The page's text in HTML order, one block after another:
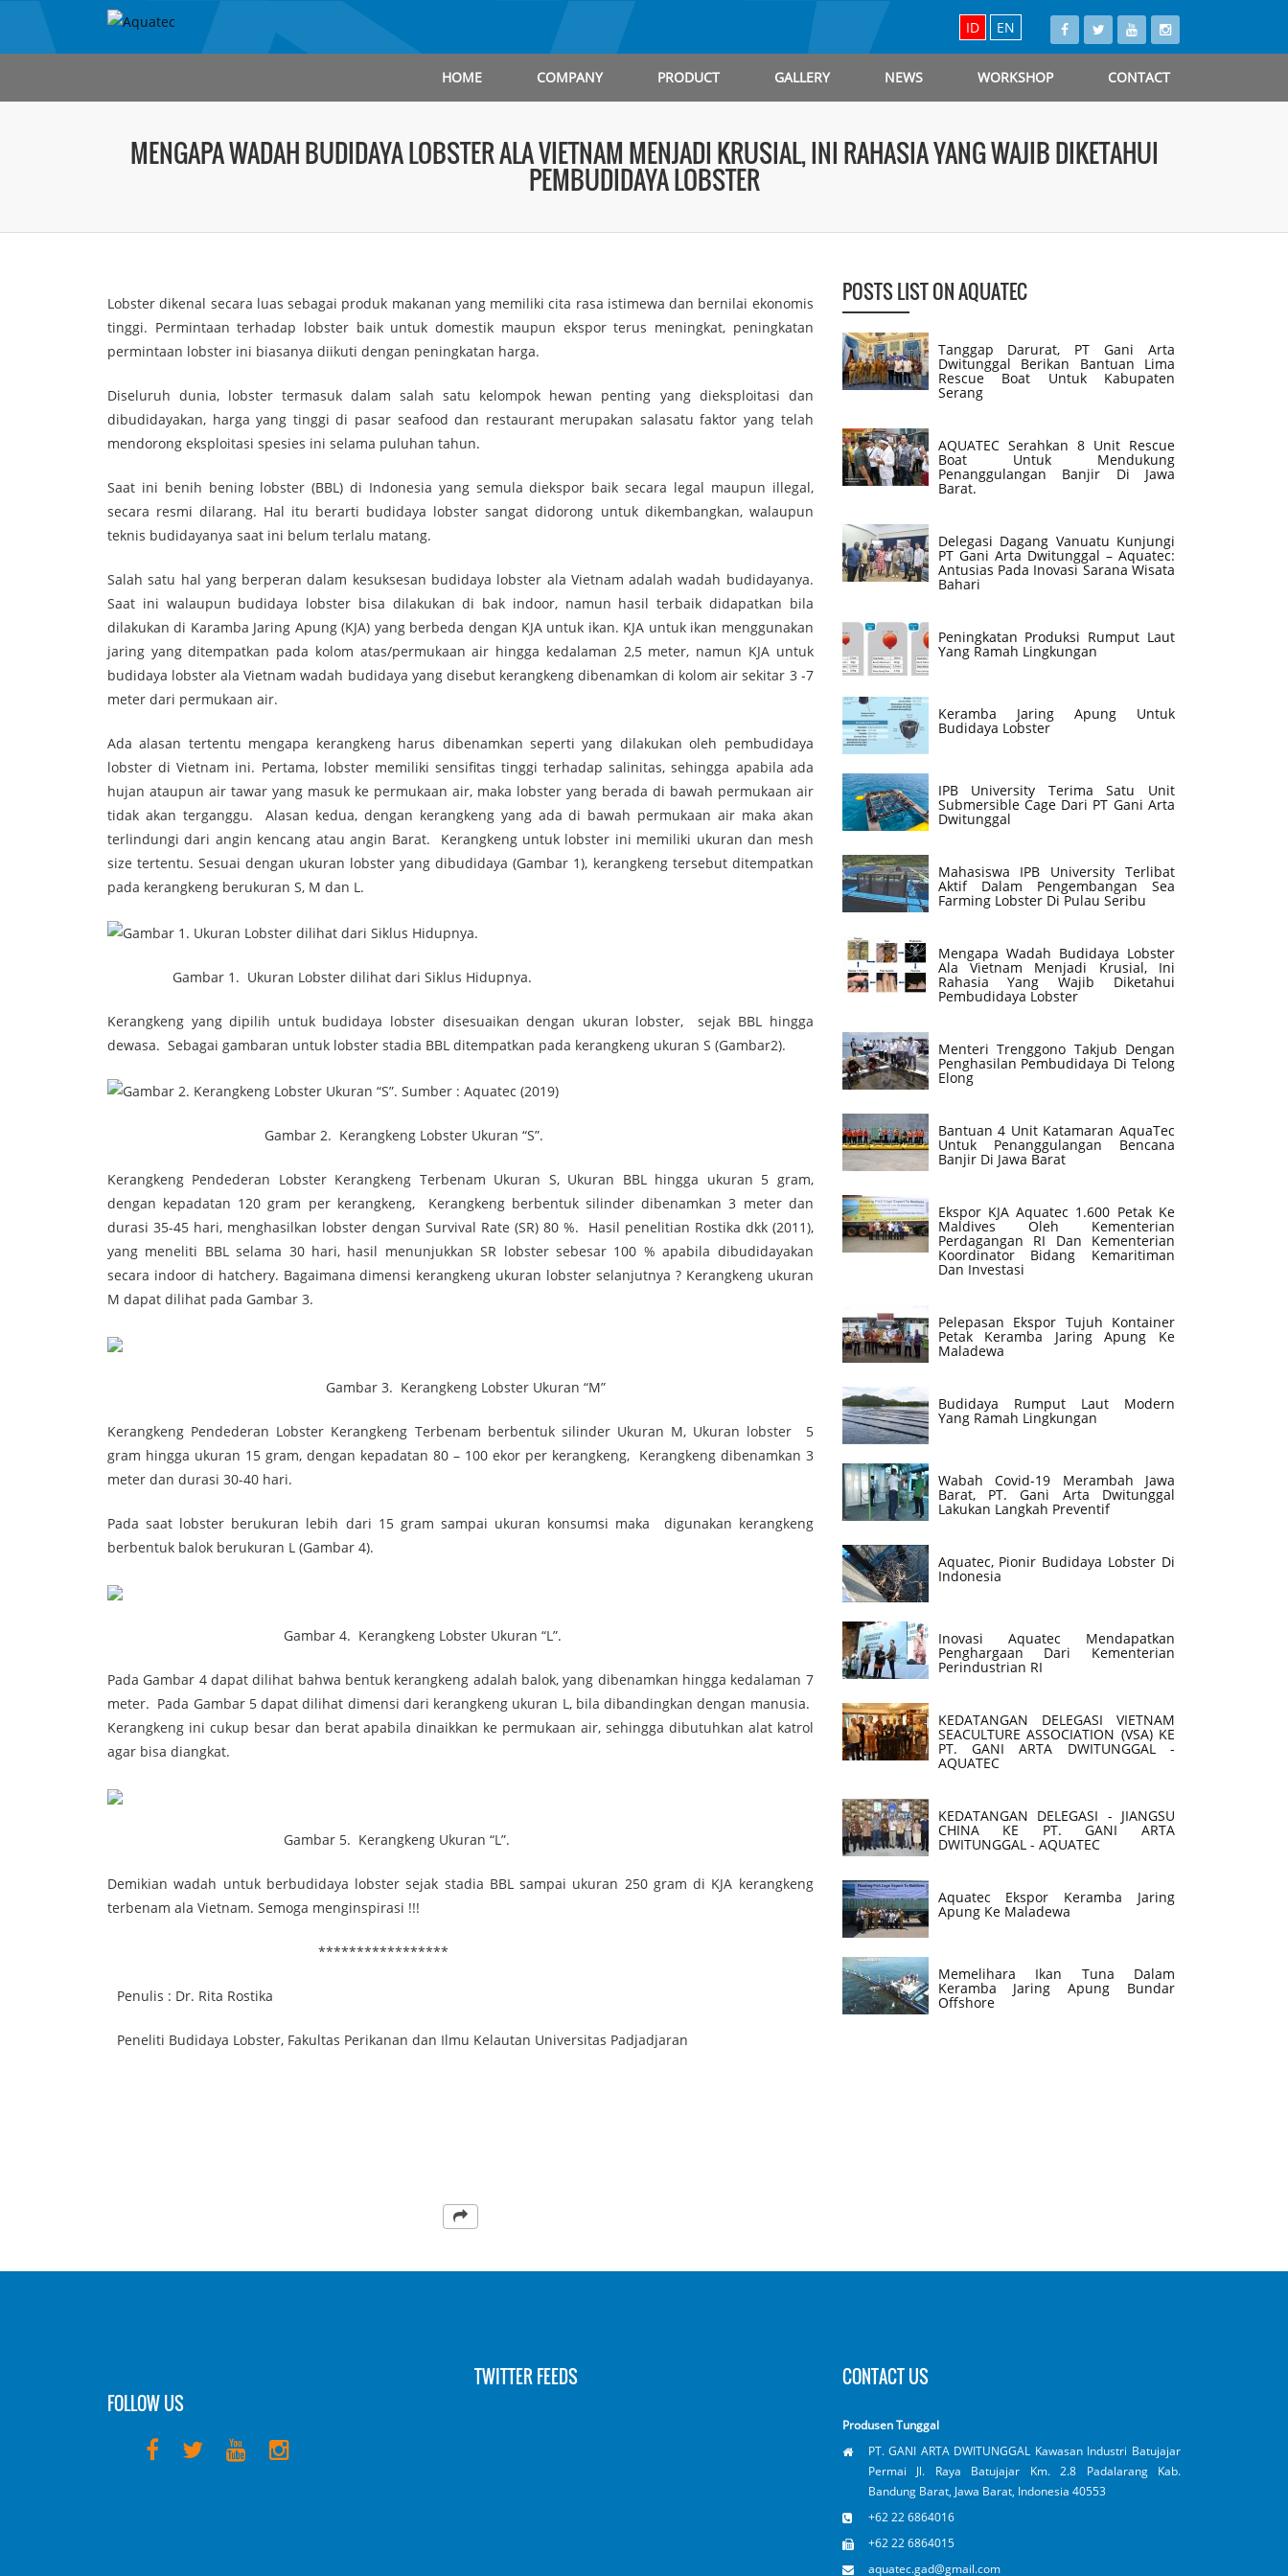
ID EN
HOME COMPANY PRODUCT GALLERY NEWS WORKSHOP CONTACT
MENGAPA WADAH BUDIDAYA LOBSTER ALA VIETNAM MENJADI KRUSIAL, INI RAHASIA YANG WAJIB DIKETAHUI
PEMBUDIDAYA LOBSTER
Lobster dikenal secara luas sebagai produk makanan yang memiliki cita rasa istimewa dan bernilai ekonomis
tinggi. Permintaan terhadap lobster baik untuk domestik maupun ekspor terus meningkat, peningkatan
permintaan lobster ini biasanya diikuti dengan peningkatan harga.
Diseluruh dunia, lobster termasuk dalam salah satu kelompok hewan penting yang dieksploitasi dan
dibudidayakan, harga yang tinggi di pasar seafood dan restaurant merupakan salasatu faktor yang telah
mendorong eksploitasi spesies ini selama puluhan tahun.
Saat ini benih bening lobster (BBL) di Indonesia yang semula diekspor baik secara legal maupun illegal,
secara resmi dilarang. Hal itu berarti budidaya lobster sangat didorong untuk dikembangkan, walaupun
teknis budidayanya saat ini belum terlalu matang.
Salah satu hal yang berperan dalam kesuksesan budidaya lobster ala Vietnam adalah wadah budidayanya.
Saat ini walaupun budidaya lobster bisa dilakukan di bak indoor, namun hasil terbaik didapatkan bila
dilakukan di Karamba Jaring Apung (KJA) yang berbeda dengan KJA untuk ikan. KJA untuk ikan menggunakan
jaring yang ditempatkan pada kolom atas/permukaan air hingga kedalaman 2,5 meter, namun KJA untuk
budidaya lobster ala Vietnam wadah budidaya yang disebut kerangkeng dibenamkan di kolom air sekitar 3 -7
meter dari permukaan air.
Ada alasan tertentu mengapa kerangkeng harus dibenamkan seperti yang dilakukan oleh pembudidaya
lobster di Vietnam ini. Pertama, lobster memiliki sensifitas tinggi terhadap salinitas, sehingga apabila ada
hujan ataupun air tawar yang masuk ke permukaan air, maka lobster yang berada di bawah permukaan air
tidak akan terganggu. Alasan kedua, dengan kerangkeng yang ada di bawah permukaan air maka akan
terlindungi dari angin kencang atau angin Barat. Kerangkeng untuk lobster ini memiliki ukuran dan mesh
size tertentu. Sesuai dengan ukuran lobster yang dibudidaya (Gambar 1), kerangkeng tersebut ditempatkan
pada kerangkeng berukuran S, M dan L.
Gambar 1. Ukuran Lobster dilihat dari Siklus Hidupnya.
Kerangkeng yang dipilih untuk budidaya lobster disesuaikan dengan ukuran lobster, sejak BBL hingga
dewasa. Sebagai gambaran untuk lobster stadia BBL ditempatkan pada kerangkeng ukuran S (Gambar2).
Gambar 2. Kerangkeng Lobster Ukuran “S”.
Kerangkeng Pendederan Lobster Kerangkeng Terbenam Ukuran S, Ukuran BBL hingga ukuran 5 gram,
dengan kepadatan 120 gram per kerangkeng, Kerangkeng berbentuk silinder dibenamkan 3 meter dan
durasi 35-45 hari, menghasilkan lobster dengan Survival Rate (SR) 80 %. Hasil penelitian Rostika dkk (2011),
yang meneliti BBL selama 30 hari, hasil menunjukkan SR lobster sebesar 100 % apabila dibudidayakan
secara indoor di hatchery. Bagaimana dimensi kerangkeng ukuran lobster selanjutnya ? Kerangkeng ukuran
M dapat dilihat pada Gambar 3.
Gambar 3. Kerangkeng Lobster Ukuran “M”
Kerangkeng Pendederan Lobster Kerangkeng Terbenam berbentuk silinder Ukuran M, Ukuran lobster 5
gram hingga ukuran 15 gram, dengan kepadatan 80 – 100 ekor per kerangkeng, Kerangkeng dibenamkan 3
meter dan durasi 30-40 hari.
Pada saat lobster berukuran lebih dari 15 gram sampai ukuran konsumsi maka digunakan kerangkeng
berbentuk balok berukuran L (Gambar 4).
Gambar 4. Kerangkeng Lobster Ukuran “L”.
Pada Gambar 4 dapat dilihat bahwa bentuk kerangkeng adalah balok, yang dibenamkan hingga kedalaman 7
meter. Pada Gambar 5 dapat dilihat dimensi dari kerangkeng ukuran L, bila dibandingkan dengan manusia.
Kerangkeng ini cukup besar dan berat apabila dinaikkan ke permukaan air, sehingga dibutuhkan alat katrol
agar bisa diangkat.
Gambar 5. Kerangkeng Ukuran “L”.
Demikian wadah untuk berbudidaya lobster sejak stadia BBL sampai ukuran 250 gram di KJA kerangkeng
terbenam ala Vietnam. Semoga menginspirasi !!!
*****************
Penulis : Dr. Rita Rostika
Peneliti Budidaya Lobster, Fakultas Perikanan dan Ilmu Kelautan Universitas Padjadjaran
POSTS LIST ON AQUATEC
Tanggap Darurat, PT Gani Arta
Dwitunggal Berikan Bantuan Lima
Rescue Boat Untuk Kabupaten
Serang
AQUATEC Serahkan 8 Unit Rescue
Boat Untuk Mendukung
Penanggulangan Banjir Di Jawa
Barat.
Delegasi Dagang Vanuatu Kunjungi
PT Gani Arta Dwitunggal – Aquatec:
Antusias Pada Inovasi Sarana Wisata
Bahari
Peningkatan Produksi Rumput Laut
Yang Ramah Lingkungan
Keramba Jaring Apung Untuk
Budidaya Lobster
IPB University Terima Satu Unit
Submersible Cage Dari PT Gani Arta
Dwitunggal
Mahasiswa IPB University Terlibat
Aktif Dalam Pengembangan Sea
Farming Lobster Di Pulau Seribu
Mengapa Wadah Budidaya Lobster
Ala Vietnam Menjadi Krusial, Ini
Rahasia Yang Wajib Diketahui
Pembudidaya Lobster
Menteri Trenggono Takjub Dengan
Penghasilan Pembudidaya Di Telong
Elong
Bantuan 4 Unit Katamaran AquaTec
Untuk Penanggulangan Bencana
Banjir Di Jawa Barat
Ekspor KJA Aquatec 1.600 Petak Ke
Maldives Oleh Kementerian
Perdagangan RI Dan Kementerian
Koordinator Bidang Kemaritiman
Dan Investasi
Pelepasan Ekspor Tujuh Kontainer
Petak Keramba Jaring Apung Ke
Maladewa
Budidaya Rumput Laut Modern
Yang Ramah Lingkungan
Wabah Covid-19 Merambah Jawa
Barat, PT. Gani Arta Dwitunggal
Lakukan Langkah Preventif
Aquatec, Pionir Budidaya Lobster Di
Indonesia
Inovasi Aquatec Mendapatkan
Penghargaan Dari Kementerian
Perindustrian RI
KEDATANGAN DELEGASI VIETNAM
SEACULTURE ASSOCIATION (VSA) KE
PT. GANI ARTA DWITUNGGAL -
AQUATEC
KEDATANGAN DELEGASI - JIANGSU
CHINA KE PT. GANI ARTA
DWITUNGGAL - AQUATEC
Aquatec Ekspor Keramba Jaring
Apung Ke Maladewa
Memelihara Ikan Tuna Dalam
Keramba Jaring Apung Bundar
Offshore
FOLLOW US
TWITTER FEEDS CONTACT US
Produsen Tunggal
PT. GANI ARTA DWITUNGGAL Kawasan Industri Batujajar
Permai Jl. Raya Batujajar Km. 2.8 Padalarang Kab.
Bandung Barat, Jawa Barat, Indonesia 40553
+62 22 6864016
+62 22 6864015
aquatec.gad@gmail.com